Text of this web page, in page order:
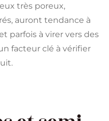
très poreux,
auront tendance à
parfois à virer vers des
facteur clé à vérifier